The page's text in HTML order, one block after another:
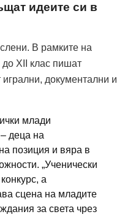
идеите си в
В рамките на
до XII клас пишат
документални и
млади
деца на
позиция и вяра в
„Ученически
а
сцена на младите
за света чрез